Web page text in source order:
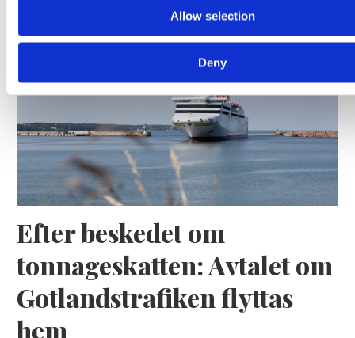
Allow selection
Deny
kostym
Efter beskedet om
tonnageskatten: Avtalet om
Gotlandstrafiken flyttas
hem